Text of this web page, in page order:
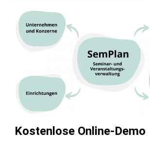
Kostenlose Online-Demo